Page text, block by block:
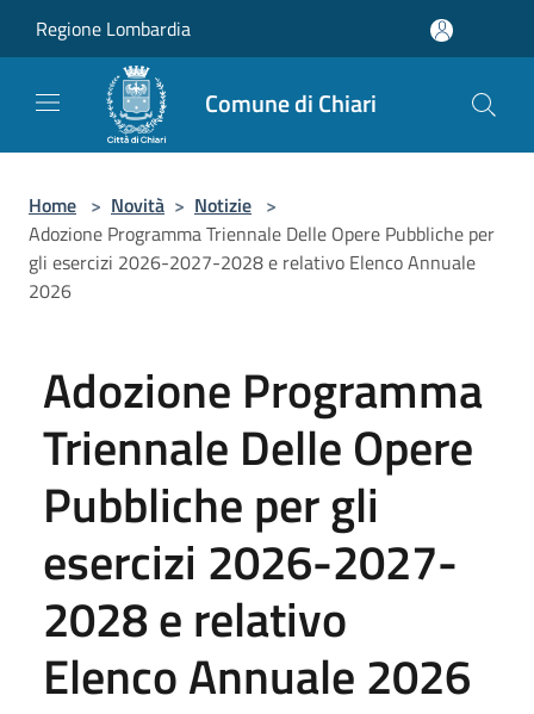
Regione Lombardia
Comune di Chiari
Home > Novità > Notizie >
Adozione Programma Triennale Delle Opere Pubbliche per
gli esercizi 2026-2027-2028 e relativo Elenco Annuale
2026
Adozione Programma
Triennale Delle Opere
Pubbliche per gli
esercizi 2026-2027-
2028 e relativo
Elenco Annuale 2026